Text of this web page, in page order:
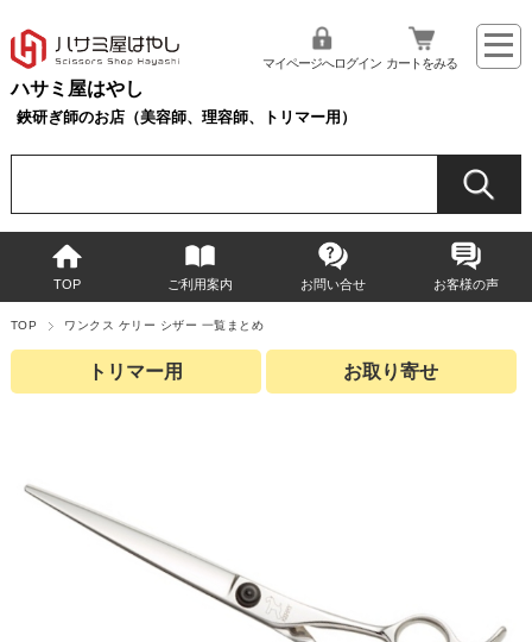
ハサミ屋はやし
鋏研ぎ師のお店（美容師、理容師、トリマー用）
マイページへログイン カートをみる
TOP ご利用案内 お問い合せ お客様の声
TOP ワンクス ケリー シザー 一覧まとめ
トリマー用 お取り寄せ